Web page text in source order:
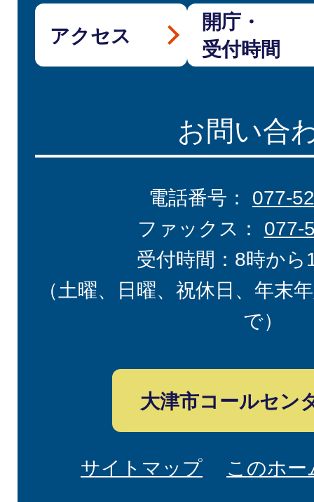
アクセス
開庁・
受付時間
お問い合
電話番号： 077-
ファックス： 077-
受付時間：8時から
（土曜、日曜、祝休日、年末
で）
大津市コールセン
サイトマップ このホ